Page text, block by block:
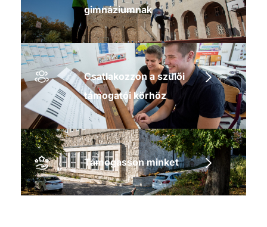
gimnáziumnak
Csatlakozzon a szülői
támogatói körhöz
Támogasson minket